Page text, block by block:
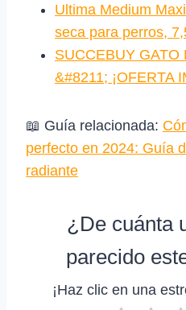
Ultima Medium
seca para perros,
SUCCEBUY GATO
&#8211; ¡OFERTA
📖 Guía relacionada:
perfecto en 2024: Guía
radiante
¿De cuánta
parecido
¡Haz clic en una